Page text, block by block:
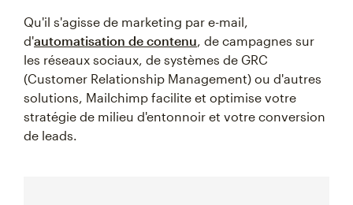
Qu'il s'agisse de marketing par e-mail,
d'automatisation de contenu, de campagnes sur
les réseaux sociaux, de systèmes de GRC
(Customer Relationship Management) ou d'autres
solutions, Mailchimp facilite et optimise votre
stratégie de milieu d'entonnoir et votre conversion
de leads.